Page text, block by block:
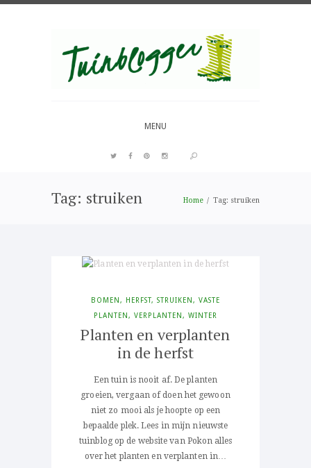
MENU
Tag: struiken Home Tag: struiken
BOMEN, HERFST, STRUIKEN, VASTE
PLANTEN, VERPLANTEN, WINTER
Planten en verplanten
in de herfst
Een tuin is nooit af. De planten
groeien, vergaan of doen het gewoon
niet zo mooi als je hoopte op een
bepaalde plek. Lees in mijn nieuwste
tuinblog op de website van Pokon alles
over het planten en verplanten in…